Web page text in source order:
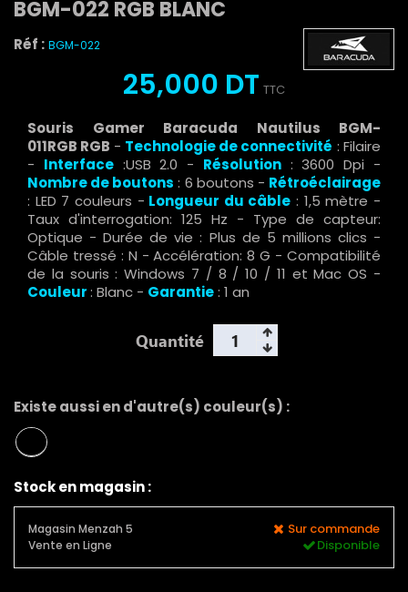
BGM-022 RGB BLANC
Réf : BGM-022
25,000 DT TTC
Souris Gamer Baracuda Nautilus BGM-
011RGB RGB - Technologie de connectivité : Filaire
- Interface:USB 2.0 - Résolution: 3600 Dpi -
Nombre de boutons : 6 boutons - Rétroéclairage
: LED 7 couleurs - Longueur du câble : 1,5 mètre -
Taux d'interrogation: 125 Hz - Type de capteur:
Optique - Durée de vie : Plus de 5 millions clics -
Câble tressé : N - Accélération: 8 G - Compatibilité
de la souris : Windows 7 / 8 / 10 / 11 et Mac OS -
Couleur: Blanc - Garantie: 1 an
Quantité
Existe aussi en d'autre(s) couleur(s) :
Stock en magasin :
Magasin Menzah 5 Sur commande
Vente en Ligne Disponible